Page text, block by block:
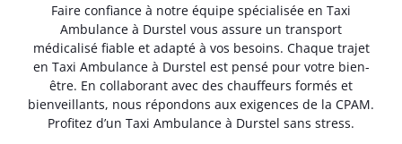
Faire confiance à notre équipe spécialisée en Taxi
Ambulance à Durstel vous assure un transport
médicalisé fiable et adapté à vos besoins. Chaque trajet
en Taxi Ambulance à Durstel est pensé pour votre bien-
être. En collaborant avec des chauffeurs formés et
bienveillants, nous répondons aux exigences de la CPAM.
Profitez d’un Taxi Ambulance à Durstel sans stress.